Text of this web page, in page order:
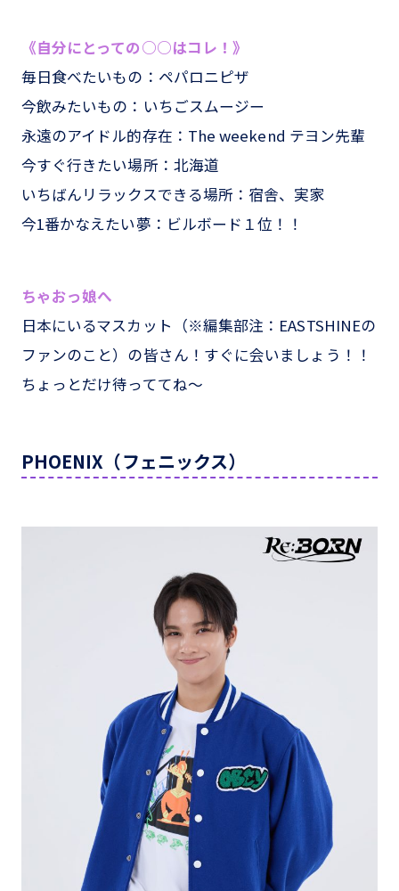
《自分にとっての○○はコレ！》
毎日食べたいもの：ペパロニピザ
今飲みたいもの：いちごスムージー
永遠のアイドル的存在：The weekend テヨン先輩
今すぐ行きたい場所：北海道
いちばんリラックスできる場所：宿舎、実家
今1番かなえたい夢：ビルボード１位！！
ちゃおっ娘へ
日本にいるマスカット（※編集部注：EASTSHINEの
ファンのこと）の皆さん！すぐに会いましょう！！
ちょっとだけ待っててね～
PHOENIX（フェニックス）